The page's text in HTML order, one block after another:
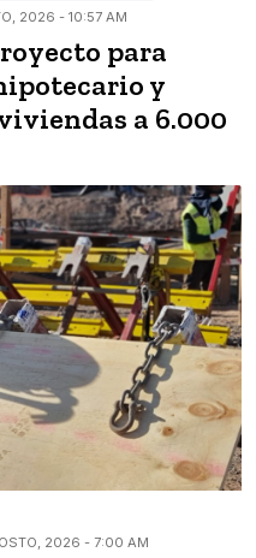
2026 - 10:57 AM
para
y
a 6.000
2026 - 7:00 AM